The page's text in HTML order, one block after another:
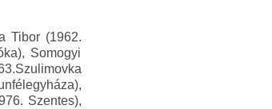
Tibor (1962.
Somogyi
Szentes),